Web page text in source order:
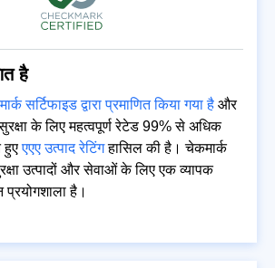
है
सर्टिफाइड द्वारा प्रमाणित किया गया है और
के लिए महत्वपूर्ण रेटेड 99% से अधिक
हुएएएए उत्पाद रेटिंगहासिल की है। चेकमार्क
उत्पादों और सेवाओं के लिए एक व्यापक
प्रयोगशाला है।